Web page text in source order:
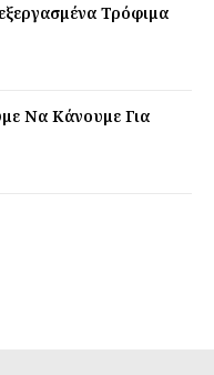
Τρόφιμα
Να Κάνουμε Για